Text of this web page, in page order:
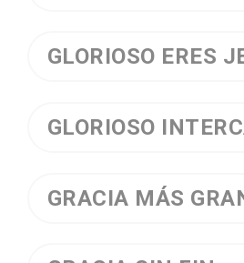
GLORIOSO ERES
GLORIOSO
GRACIA MÁS